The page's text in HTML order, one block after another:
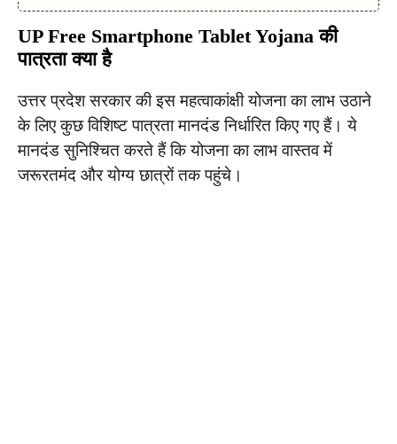
UP Free Smartphone Tablet Yojana की
पात्रताक्या है
उत्तर प्रदेश सरकार की इस महत्वाकांक्षी योजना का लाभ उठाने
के लिए कुछ विशिष्ट पात्रता मानदंड निर्धारित किए गए हैं। ये
मानदंड सुनिश्चित करते हैं कि योजना का लाभ वास्तव में
जरूरतमंद और योग्य छात्रों तक पहुंचे।